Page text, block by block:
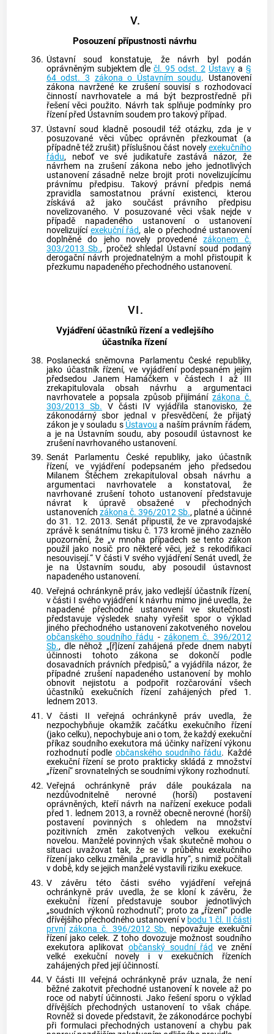
V.
Posouzení přípustnosti návrhu
36. Ústavní soud
konstatuje, že návrh byl podán
oprávněným subjektem dle čl. 95 odst. 2 Ústavya §
64 odst. 3 zákona o Ústavním soudu. Ustanovení
zákona navržené ke zrušení souvisí s rozhodovací
činností navrhovatele a má být bezprostředně při
řešení věci použito. Návrh tak splňuje podmínky pro
řízení před Ústavním soudem pro takový případ.
37. Ústavní soud
kladně posoudil též otázku, zda je v
posuzované věci vůbec oprávněn přezkoumat (a
případně též zrušit) příslušnou část novelyexekučního
řádu, neboť ve své judikatuře zastává názor, že
návrhem na zrušení zákona nebo jeho jednotlivých
ustanovení zásadně nelze brojit proti novelizujícímu
právnímu předpisu. Takový právní předpis nemá
zpravidla samostatnou právní existenci, kterou
získává až jako součást právního předpisu
novelizovaného. V posuzované věci však nejde v
případě napadeného ustanovení o ustanovení
novelizující exekuční řád, ale o přechodné ustanovení
doplněné do jeho novely provedenézákonem č.
303/2013 Sb., pročež shledal Ústavní soud podaný
derogační návrh projednatelným a mohl přistoupit k
přezkumu napadeného přechodného ustanovení.
VI.
Vyjádření účastníků řízení a vedlejšího
účastníka řízení
38. Poslanecká sněmovna Parlamentu České republiky,
jako účastník řízení, ve vyjádření podepsaném jejím
předsedou Janem Hamáčkem v částech I až III
zrekapitulovala obsah návrhu a argumentaci
navrhovatele a popsala způsob přijímánízákona č.
303/2013 Sb. V části IV vyjádřila stanovisko, že
zákonodárný sbor jednal v přesvědčení, že přijatý
zákon je v souladu s Ústavou a naším právním řádem,
a je na Ústavním soudu, aby posoudil ústavnost ke
zrušení navrhovaného ustanovení.
39. Senát Parlamentu České republiky, jako účastník
řízení, ve vyjádření podepsaném jeho předsedou
Milanem Štěchem zrekapituloval obsah návrhu a
argumentaci navrhovatele a konstatoval, že
navrhované zrušení tohoto ustanovení představuje
návrat k úpravě obsažené v přechodných
ustanoveních zákona č. 396/2012 Sb., platné a účinné
do 31. 12. 2013. Senát připustil, že ve zpravodajské
zprávě k senátnímu tisku č. 173 kromě jiného zaznělo
upozornění, že „v mnoha případech se tento zákon
použil jako nosič pro některé věci, jež s rekodifikací
nesouvisejí.“ V části V svého vyjádření Senát uvedl, že
je na Ústavním soudu, aby posoudil ústavnost
napadeného ustanovení.
40. Veřejná ochránkyně práv, jako vedlejší účastník řízení,
v části I svého vyjádření k návrhu mimo jiné uvedla, že
napadené přechodné ustanovení ve skutečnosti
představuje výsledek snahy vyřešit spor o výklad
jiného přechodného ustanovení zakotveného novelou
občanského soudního řádu -zákonem č. 396/2012
Sb., dle něhož „[ř]ízení zahájená přede dnem nabytí
účinnosti tohoto zákona se dokončí podle
dosavadních právních předpisů,“ a vyjádřila názor, že
případné zrušení napadeného ustanovení by mohlo
obnovit nejistotu a podpořit rozčarování všech
účastníků exekučních řízení zahájených před 1.
lednem 2013.
41. V části II veřejná ochránkyně práv uvedla, že
nezpochybňuje okamžik začátku exekučního řízení
(jako celku), nepochybuje ani o tom, že každýexekuční
příkazsoudního exekutora má účinky nařízení výkonu
rozhodnutí podle občanského soudního řádu. Každé
exekuční řízení se proto prakticky skládá z množství
„řízení“ srovnatelných se soudními výkony rozhodnutí.
42. Veřejná ochránkyně práv dále poukázala na
nezdůvodnitelně nerovné (horší) postavení
oprávněných, kteří návrh na nařízení exekucepodali
před 1. lednem 2013, a rovněž obecně nerovné (horší)
postavení povinných s ohledem na množství
pozitivních změn zakotvených velkou exekuční
novelou. Manželé povinných však skutečně mohou o
situaci uvažovat tak, že se v průběhu exekučního
řízení jako celku změnila „pravidla hry“, s nimiž počítali
v době, kdy se jejich manželé vystavili riziku exekuce.
43. V závěru této části svého vyjádření veřejná
ochránkyně práv uvedla, že se kloní k závěru, že
exekuční řízení představuje soubor jednotlivých
„soudních výkonů rozhodnutí“; proto za „řízení“ podle
dřívějšího přechodného ustanovení v bodu 1 čl. II části
první zákona č. 396/2012 Sb. nepovažuje exekuční
řízení jako celek. Z toho dovozuje možnost soudního
exekutora aplikovatobčanský soudní řád ve znění
velké exekuční novely i v exekučních řízeních
zahájených před její účinností.
44. V části III veřejná ochránkyně práv uznala, že není
běžné zakotvit přechodné ustanovení k novele až po
roce od nabytí účinnosti. Jako řešení sporu o výklad
dřívějších přechodných ustanovení to však chápe.
Rovněž si dovede představit, že zákonodárce pochybí
při formulaci přechodných ustanovení a chybu pak